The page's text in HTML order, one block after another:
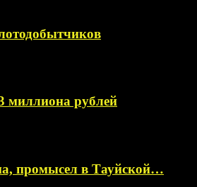
миллиона рублей
промысел в Тауйской…